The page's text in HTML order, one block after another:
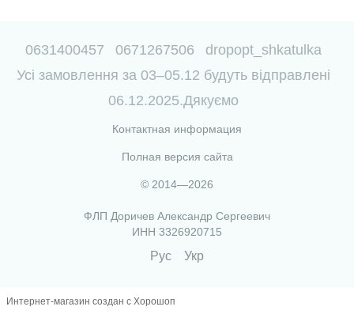
0631400457 0671267506
dropopt_shkatulka
Усі замовлення за 03–05.12 будуть відправлені
06.12.2025.Дякуємо
Контактная информация
Полная версия сайта
© 2014—2026
ФЛП Доричев Александр Сергеевич
ИНН 3326920715
Рус Укр
Интернет-магазин создан с Хорошоп